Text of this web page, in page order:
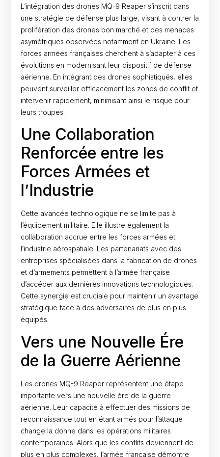
L’intégration des drones MQ-9 Reaper s’inscrit dans
une stratégie de défense plus large, visant à contrer la
prolifération des drones bon marché et des menaces
asymétriques observées notamment en Ukraine. Les
forces armées françaises cherchent à s’adapter à ces
évolutions en modernisant leur dispositif de défense
aérienne. En intégrant des drones sophistiqués, elles
peuvent surveiller efficacement les zones de conflit et
intervenir rapidement, minimisant ainsi le risque pour
leurs troupes.
Une Collaboration
Renforcée entre les
Forces Armées et
l’Industrie
Cette avancée technologique ne se limite pas à
l’équipement militaire. Elle illustre également la
collaboration accrue entre les forces armées et
l’industrie aérospatiale. Les partenariats avec des
entreprises spécialisées dans la fabrication de drones
et d’armements permettent à l’armée française
d’accéder aux dernières innovations technologiques.
Cette synergie est cruciale pour maintenir un avantage
stratégique face à des adversaires de plus en plus
équipés.
Vers une Nouvelle Ére
de la Guerre Aérienne
Les drones MQ-9 Reaper représentent une étape
importante vers une nouvelle ère de la guerre
aérienne. Leur capacité à effectuer des missions de
reconnaissance tout en étant armés pour l’attaque
change la donne dans les opérations militaires
contemporaines. Alors que les conflits deviennent de
plus en plus complexes, l’armée française démontre